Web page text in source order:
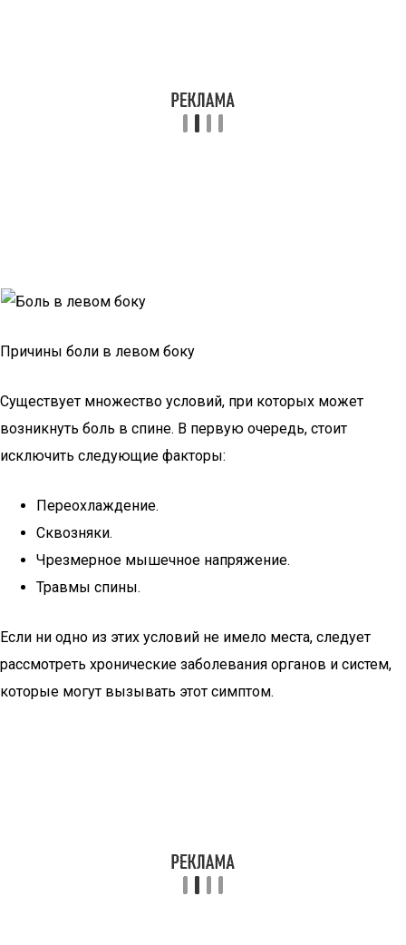
Причины боли в левом боку
Существует множество условий, при которых может
возникнуть боль в спине. В первую очередь, стоит
исключить следующие факторы:
Переохлаждение.
Сквозняки.
Чрезмерное мышечное напряжение.
Травмы спины.
Если ни одно из этих условий не имело места, следует
рассмотреть хронические заболевания органов и систем,
которые могут вызывать этот симптом.